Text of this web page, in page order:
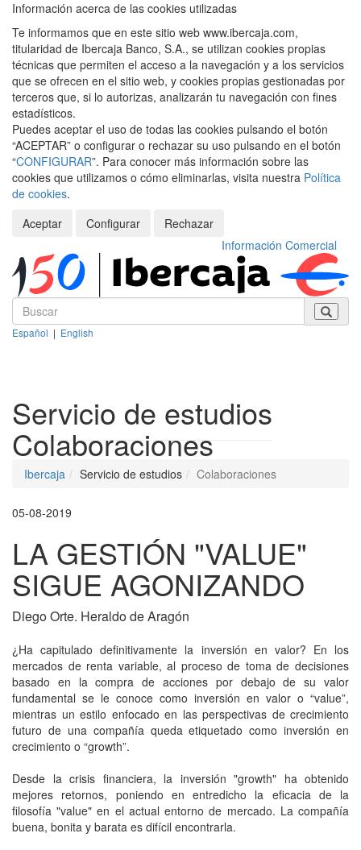
Información acerca de las cookies utilizadas
Te informamos que en este sitio web www.ibercaja.com,
titularidad de Ibercaja Banco, S.A., se utilizan cookies propias
técnicas que permiten el acceso a la navegación y a los servicios
que se ofrecen en el sitio web, y cookies propias gestionadas por
terceros que, si lo autorizas, analizarán tu navegación con fines
estadísticos.
Puedes aceptar el uso de todas las cookies pulsando el botón
“ACEPTAR” o configurar o rechazar su uso pulsando en el botón
“CONFIGURAR”. Para conocer más información sobre las
cookies que utilizamos o cómo eliminarlas, visita nuestra Política
de cookies.
Aceptar
Configurar
Rechazar
Información Comercial
Español | English
Servicio de estudios
Colaboraciones
Ibercaja Servicio de estudios Colaboraciones
05-08-2019
LA GESTIÓN "VALUE"
SIGUE AGONIZANDO
Diego Orte. Heraldo de Aragón
¿Ha capitulado definitivamente la inversión en valor? En los
mercados de renta variable, al proceso de toma de decisiones
basado en la compra de acciones por debajo de su valor
fundamental se le conoce como inversión en valor o “value”,
mientras un estilo enfocado en las perspectivas de crecimiento
futuro de una compañía queda etiquetado como inversión en
crecimiento o “growth”.
Desde la crisis financiera, la inversión "growth" ha obtenido
mejores retornos, poniendo en entredicho la eficacia de la
filosofía "value" en el actual entorno de mercado. La compañía
buena, bonita y barata es difícil encontrarla.